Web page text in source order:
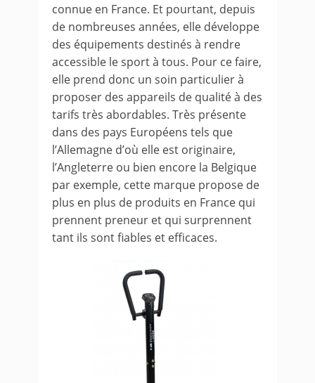
connue en France. Et pourtant, depuis
de nombreuses années, elle développe
des équipements destinés à rendre
accessible le sport à tous. Pour ce faire,
elle prend donc un soin particulier à
proposer des appareils de qualité à des
tarifs très abordables. Très présente
dans des pays Européens tels que
l’Allemagne d’où elle est originaire,
l’Angleterre ou bien encore la Belgique
par exemple, cette marque propose de
plus en plus de produits en France qui
prennent preneur et qui surprennent
tant ils sont fiables et efficaces.